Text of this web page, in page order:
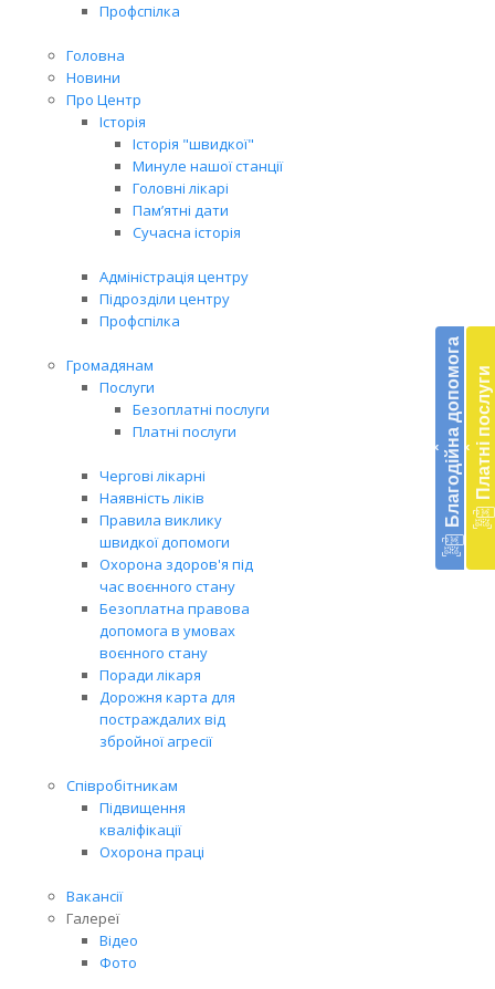
Профспілка
Головна
Новини
Про Центр
Історія
Історія "швидкої"
Минуле нашої станції
Головні лікарі
Пам’ятні дати
Сучасна історія
Адміністрація центру
Підрозділи центру
Профспілка
Громадянам
Послуги
Безоплатні послуги
Платні послуги
Чергові лікарні
Наявність ліків
Правила виклику
швидкої допомоги
Охорона здоров'я під
час воєнного стану
Безоплатна правова
допомога в умовах
воєнного стану
Поради лікаря
Дорожня карта для
постраждалих від
збройної агресії
Співробітникам
Підвищення
кваліфікації
Охорона праці
Вакансії
Галереї
Відео
Фото
‹ Благодійна допомога ‹ Платні послуги